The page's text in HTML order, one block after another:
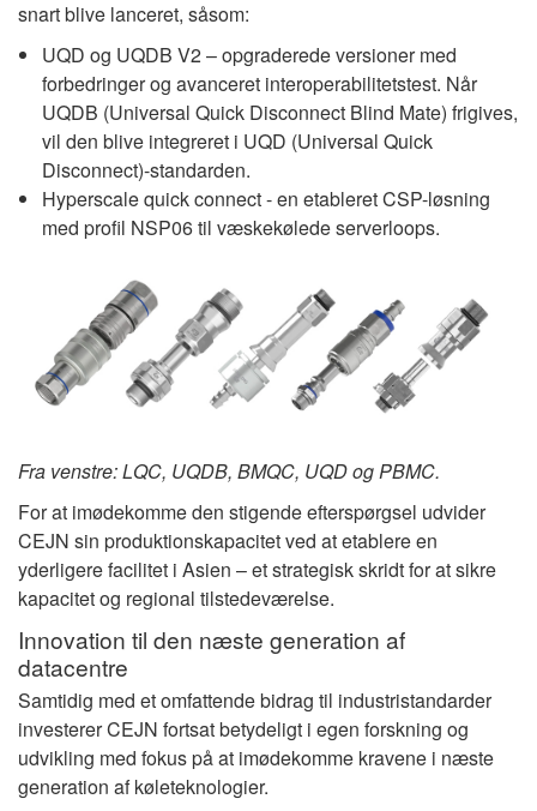
snart blive lanceret, såsom:
UQD og UQDB V2 – opgraderede versioner med
forbedringer og avanceret interoperabilitetstest. Når
UQDB (Universal Quick Disconnect Blind Mate) frigives,
vil den blive integreret i UQD (Universal Quick
Disconnect)-standarden.
Hyperscale quick connect - en etableret CSP-løsning
med profil NSP06 til væskekølede serverloops.
Fra venstre: LQC, UQDB, BMQC, UQD og PBMC.
For at imødekomme den stigende efterspørgsel udvider
CEJN sin produktionskapacitet ved at etablere en
yderligere facilitet i Asien – et strategisk skridt for at sikre
kapacitet og regional tilstedeværelse.
Innovation til den næste generation af
datacentre
Samtidig med et omfattende bidrag til industristandarder
investerer CEJN fortsat betydeligt i egen forskning og
udvikling med fokus på at imødekomme kravene i næste
generation af køleteknologier.